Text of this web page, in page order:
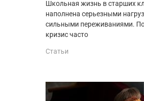
Школьная жизнь в старших
наполнена серьезными
сильными переживаниями.
кризис часто
Статьи